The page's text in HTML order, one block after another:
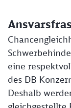
eine
des DB
Deshalb